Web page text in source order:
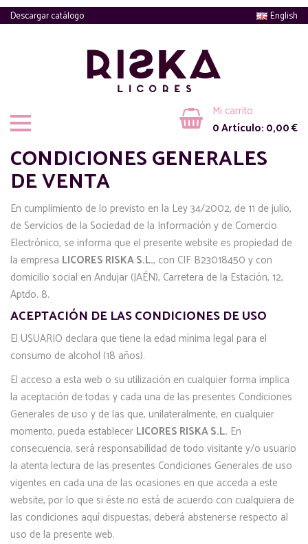
Descargar catálogo English
Mi carrito
0Artículo: 0,00€
CONDICIONES GENERALES
DE VENTA
En cumplimiento de lo previsto en la Ley 34/2002, de 11 de julio,
de Servicios de la Sociedad de la Información y de Comercio
Electrónico, se informa que el presente website es propiedad de
la empresa LICORES RISKA S.L., con CIF B23018450 y con
domicilio social en Andujar (JAÉN), Carretera de la Estación, 12,
Aptdo. 8.
ACEPTACIÓN DE LAS CONDICIONES DE USO
El USUARIO declara que tiene la edad mínima legal para el
consumo de alcohol (18 años).
El acceso a esta web o su utilización en cualquier forma implica
la aceptación de todas y cada una de las presentes Condiciones
Generales de uso y de las que, unilateralmente, en cualquier
momento, pueda establecer LICORES RISKA S.L. En
consecuencia, será responsabilidad de todo visitante y/o usuario
la atenta lectura de las presentes Condiciones Generales de uso
vigentes en cada una de las ocasiones en que acceda a este
website, por lo que si éste no está de acuerdo con cualquiera de
las condiciones aquí dispuestas, deberá abstenerse respecto al
uso de la presente web.